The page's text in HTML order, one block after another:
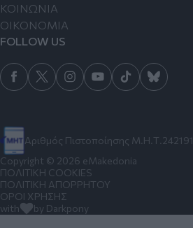
Αριθμός Πιστοποίησης Μ.Η.Τ.242191
ΚΟΙΝΩΝΙΑ
ΟΙΚΟΝΟΜΙΑ
FOLLOW US
Copyright © 2026 eMakedonia
ΠΟΛΙΤΙΚΗ COOKIES
ΠΟΛΙΤΙΚΗ ΑΠΟΡΡΗΤΟΥ
ΟΡΟΙ ΧΡΗΣΗΣ
with
by Darkpony